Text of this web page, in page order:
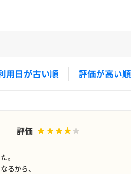
用日が古い順 評価が高い順
評価
。
るから、